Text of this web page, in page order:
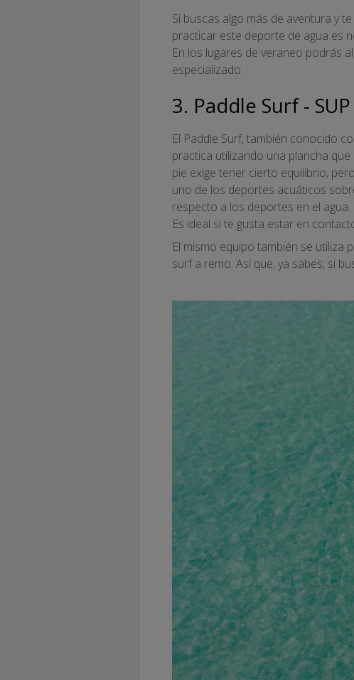
Si buscas algo más de aventura y
practicar este deporte de agua es
En los lugares de veraneo podrás
especializado.
3. Paddle Surf - SUP
El Paddle Surf, también conocido
practica utilizando una plancha
pie exige tener cierto equilibrio,
uno de los deportes acuáticos
respecto a los deportes en el
Es ideal si te gusta estar en
El mismo equipo también se
surf a remo. Así que, ya sabes, si